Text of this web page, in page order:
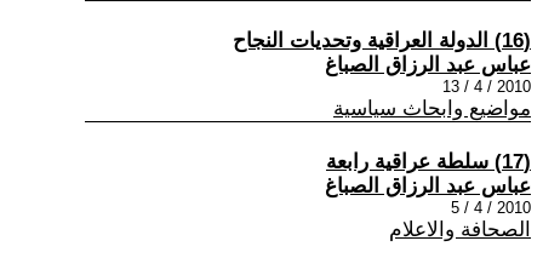
(16) الدولة العراقية وتحديات النجاح
عباس عبد الرزاق الصباغ
2010 / 4 / 13
مواضيع وابحاث سياسية
(17) سلطة عراقية رابعة
عباس عبد الرزاق الصباغ
2010 / 4 / 5
الصحافة والاعلام